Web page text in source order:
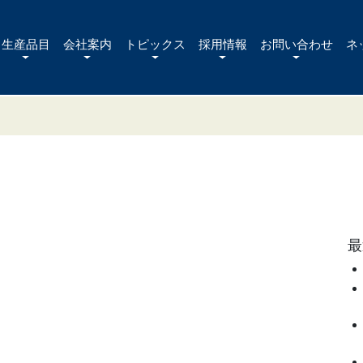
生産品目 会社案内 トピックス 採用情報 お問い合わせ ネ